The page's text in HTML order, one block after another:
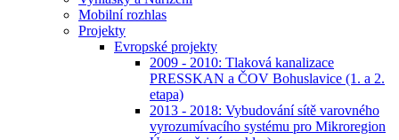
Mobilní rozhlas
Projekty
Evropské projekty
2009 - 2010: Tlaková kanalizace
PRESSKAN a ČOV Bohuslavice (1. a 2.
etapa)
2013 - 2018: Vybudování sítě varovného
vyrozumívacího systému pro Mikroregion